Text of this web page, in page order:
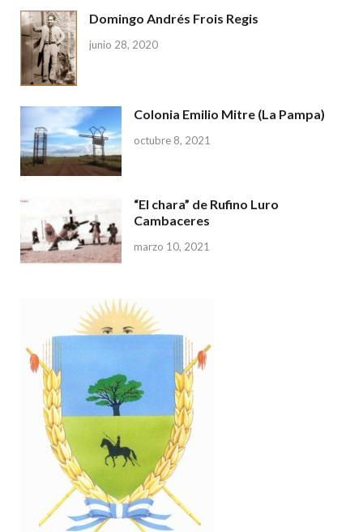
Domingo Andrés Frois Regis
junio 28, 2020
Colonia Emilio Mitre (La Pampa)
octubre 8, 2021
“El chara” de Rufino Luro
Cambaceres
marzo 10, 2021